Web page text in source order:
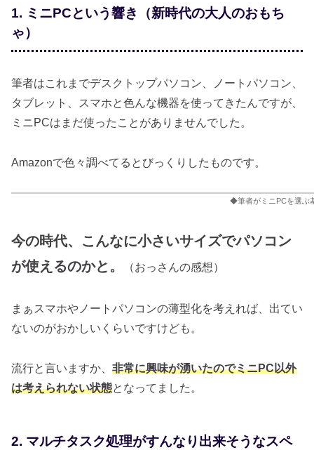
1. ミニPCという響き（新時代の大人のおもち
ゃ）
筆者はこれまでデスクトップパソコン、ノートパソコン、
タブレット、スマホと色んな機器を使ってきたんですが、
ミニPCはまだ使ったことがありませんでした。
Amazonで色々調べてるとびっくりしたものです。
◆筆者がミニPCを選ぶ
今の時代、こんなに小さいサイズでパソコン
が使えるのかと。
（おっさんの感想）
まぁスマホやノートパソコンの薄型化を考えれば、出てい
ないのがおかしいくらいですけども。
流行と言いますか、 非常に興味が湧いたのでミニPC以外
は考えられない状態となってました。
2. マルチタスク処理がすんなり出来そうなスペ